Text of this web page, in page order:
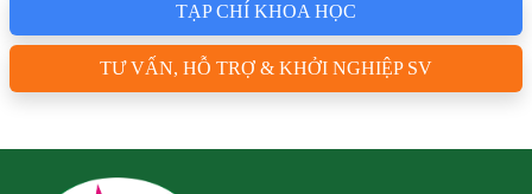
TẠP CHÍ KHOA HỌC
TƯ VẤN, HỖ TRỢ & KHỞI NGHIỆP SV